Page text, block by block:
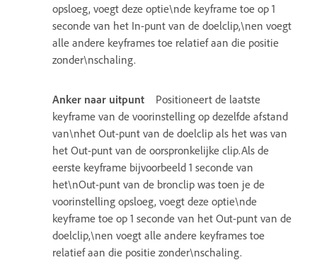
opsloeg, voegt deze optie\nde keyframe toe op 1
seconde van het In-punt van de doelclip,\nen voegt
alle andere keyframes toe relatief aan die positie
zonder\nschaling.
Anker naar uitpunt
Positioneert de laatste
keyframe van de voorinstelling op dezelfde afstand
van\nhet Out-punt van de doelclip als het was van
het Out-punt van de oorspronkelijke clip.Als de
eerste keyframe bijvoorbeeld 1 seconde van
het\nOut-punt van de bronclip was toen je de
voorinstelling opsloeg, voegt deze optie\nde
keyframe toe op 1 seconde van het Out-punt van de
doelclip,\nen voegt alle andere keyframes toe
relatief aan die positie zonder\nschaling.